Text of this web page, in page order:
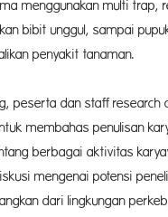
menggunakan multi trap,
bibit unggul, sampai
penyakit tanaman.
peserta dan staff research
membahas penulisan
berbagai aktivitas
mengenai potensi
dari lingkungan